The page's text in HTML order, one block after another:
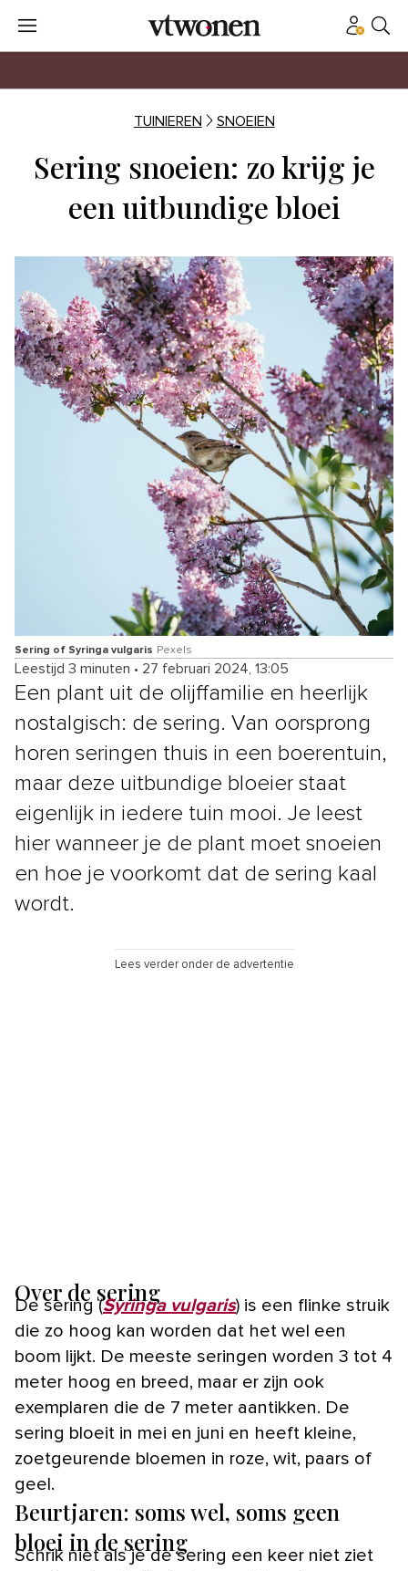
TUINIEREN SNOEIEN
Sering snoeien: zo krijg je
een uitbundige bloei
Sering of Syringa vulgaris Pexels
Leestijd 3 minuten • 27 februari 2024, 13:05
Een plant uit de olijffamilie en heerlijk
nostalgisch: de sering. Van oorsprong
horen seringen thuis in een boerentuin,
maar deze uitbundige bloeier staat
eigenlijk in iedere tuin mooi. Je leest
hier wanneer je de plant moet snoeien
en hoe je voorkomt dat de sering kaal
wordt.
Lees verder onder de advertentie
Over de sering
De sering (Syringa vulgaris) is een flinke struik
die zo hoog kan worden dat het wel een
boom lijkt. De meeste seringen worden 3 tot 4
meter hoog en breed, maar er zijn ook
exemplaren die de 7 meter aantikken. De
sering bloeit in mei en juni en heeft kleine,
zoetgeurende bloemen in roze, wit, paars of
geel.
Beurtjaren: soms wel, soms geen
bloei in de sering
Schrik niet als je de sering een keer niet ziet